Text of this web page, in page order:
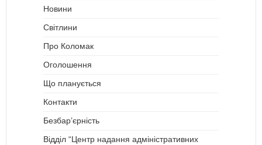
Новини
Світлини
Про Коломак
Оголошення
Що планується
Контакти
Безбар’єрність
Відділ “Центр надання адміністративних